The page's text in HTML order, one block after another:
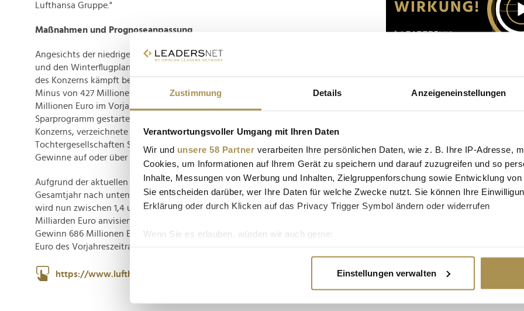
Zustimmung Details Anzeigeneinstellungen
Verantwortungsvoller Umgang mit Ihren Daten
Wir und unsere 58 Partner verarbeiten Ihre persönlichen Daten, wie z. B. Ihre IP-Adresse,
Cookies, um Informationen auf Ihrem Gerät zu speichern und darauf zuzugreifen und so
Inhalte, Messungen von Werbung und Inhalten, Zielgruppenforschung sowie Entwicklung
Sie entscheiden darüber, wer Ihre Daten für welche Zwecke nutzt. Sie können Ihre
Erklärung oder durch Klicken auf das Privacy Trigger Symbol ändern oder widerrufen
Wenn Sie es erlauben, würden wir auch gerne:
Erfahren Sie mehr darüber, wie Ihre persönlichen Daten verarbeitet werden, und legen Sie
Einstellungen verwalten
Lufthansa Gruppe."
Maßnahmen und Prognoseanpassung
Angesichts der niedrigen Erlöse hat Lufthansa bereits Maßnahmen ergriffen
und den Winterflugplan ab Ende Oktober ausgedünnt. Die Hauptgesellschaft
des Konzerns kämpft besonders stark: Nach sechs Monaten weist sie ein
Minus von 427 Millionen Euro aus, im Vergleich zu einem Gewinn von 149
Millionen Euro im Vorjahreszeitraum. Dort hat das Management ein
Sparprogramm gestartet. Lufthansa Technik, die Wartungstochter des
Konzerns, verzeichnete hingegen ein Rekordniveau. Auch die
Tochtergesellschaften Swiss, Austrian, Brussels und Eurowings sollen
Gewinne auf oder über dem Vorjahresniveau erzielen.
Aufgrund der aktuellen Entwicklung hat die Lufthansa ihre Prognose für das
Gesamtjahr nach unten korrigiert. Das operative Ergebnis (bereinigtes EBIT)
wird nun zwischen 1,4 und 1,8 Milliarden Euro erwartet, nachdem zuvor 2,2
Milliarden Euro anvisiert wurden. Im zweiten Quartal betrug der operative
Gewinn 686 Millionen Euro, ein Rückgang im Vergleich zu den 1,1 Milliarden
Euro des Vorjahreszeitraums.
https://www.lufthansagroup.com/